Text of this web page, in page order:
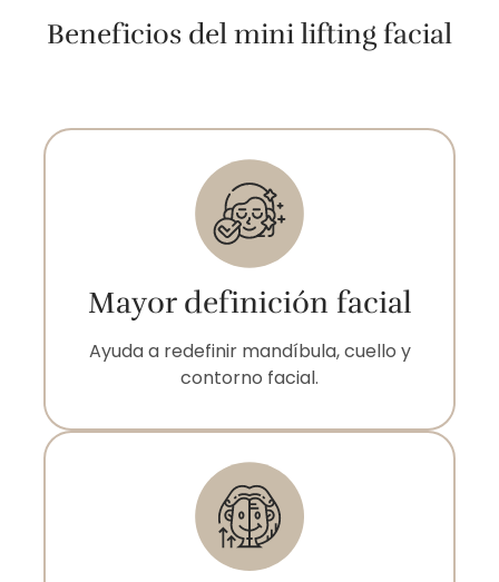
Beneficios del mini lifting facial
Mayor definición facial
Ayuda a redefinir mandíbula, cuello y
contorno facial.